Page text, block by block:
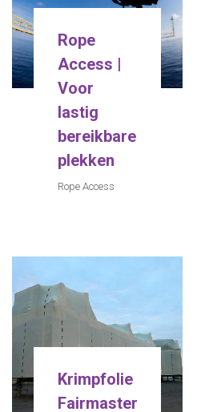
Rope
Access |
Voor
lastig
bereikbare
plekken
Rope Access
Krimpfolie
Fairmaster